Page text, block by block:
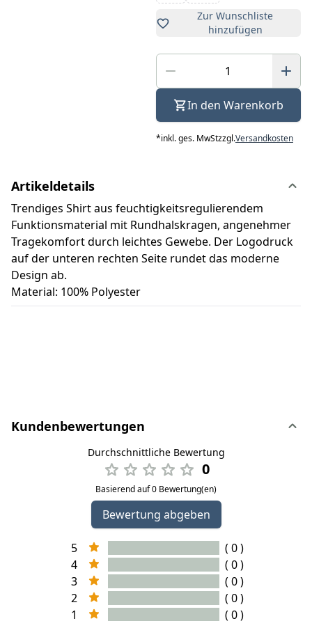
Zur Wunschliste
hinzufügen
In den Warenkorb
*inkl. ges. MwStzzgl.Versandkosten
Artikeldetails
Trendiges Shirt aus feuchtigkeitsregulierendem
Funktionsmaterial mit Rundhalskragen, angenehmer
Tragekomfort durch leichtes Gewebe. Der Logodruck
auf der unteren rechten Seite rundet das moderne
Design ab.
Material: 100% Polyester
Kundenbewertungen
Durchschnittliche Bewertung
0
Basierend auf 0 Bewertung(en)
Bewertung abgeben
5
( 0 )
4
( 0 )
3
( 0 )
2
( 0 )
1
( 0 )